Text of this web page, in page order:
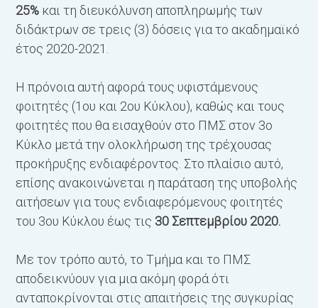
25% και τη διευκόλυνση αποπληρωμής των
διδάκτρων σε τρεις (3) δόσεις για το ακαδημαϊκό
έτος 2020-2021.
Η πρόνοια αυτή αφορά τους υφιστάμενους
φοιτητές (1ου και 2ου Κύκλου), καθώς και τους
φοιτητές που θα εισαχθούν στο ΠΜΣ στον 3ο
Κύκλο μετά την ολοκλήρωση της τρέχουσας
προκήρυξης ενδιαφέροντος. Στο πλαίσιο αυτό,
επίσης ανακοινώνεται η παράταση της υποβολής
αιτήσεων για τους ενδιαφερόμενους φοιτητές
του 3ου Κύκλου έως τις 30 Σεπτεμβρίου 2020.
Με τον τρόπο αυτό, το Τμήμα και το ΠΜΣ
αποδεικνύουν για μια ακόμη φορά ότι
ανταποκρίνονται στις απαιτήσεις της συγκυρίας